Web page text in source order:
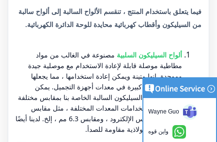
فيما يتعلق باستخدام المنتج ، تنقسم الألواح السالبة إلى ألواح سالبة
من السيليكون وأقطاب كهربائية محايدة للوحة الدائرة الكهربائية.
ألواح السيليكون السلبية مصنوعة في الغالب من مواد
مطاطية موصلة قابلة لإعادة الاستخدام مع موصلية جيدة
وموحدة. إنها متينة ويمكن إعادة استخدامها ، مما يجعلها
تحظى بشعبية كبيرة في معدات أجهزة التجميل. يمكن
تخصيص ألواح السيليكون السالبة الخاصة بنا بمقابس مختلفة
لتتكيف مع استخدامات المعدات المختلفة ، مثل مقابس
Lemo ، ودبابيس الإلكترود ، ومقابس 6.3 مم ، إلخ. لدينا أيضًا
لوحات دوائر فولاذية مقاومة للصدأ.
Wayne Guo
واين قوه